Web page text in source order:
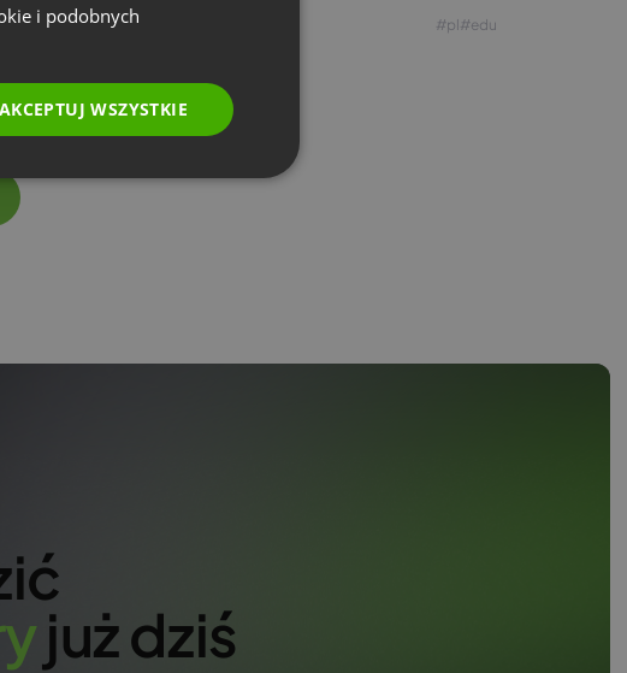
Zobacz nagranie #pl#edu
już dziś
RUSSIAN
SPANISH
i podobnych
AKCEPTUJ WSZYSTKIE